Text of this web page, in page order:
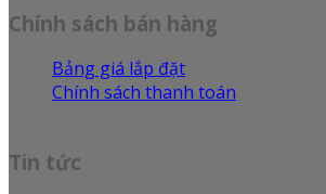
Chính sách bán hàng
Bảng giá lắp đặt
Chính sách thanh toán
Tin tức